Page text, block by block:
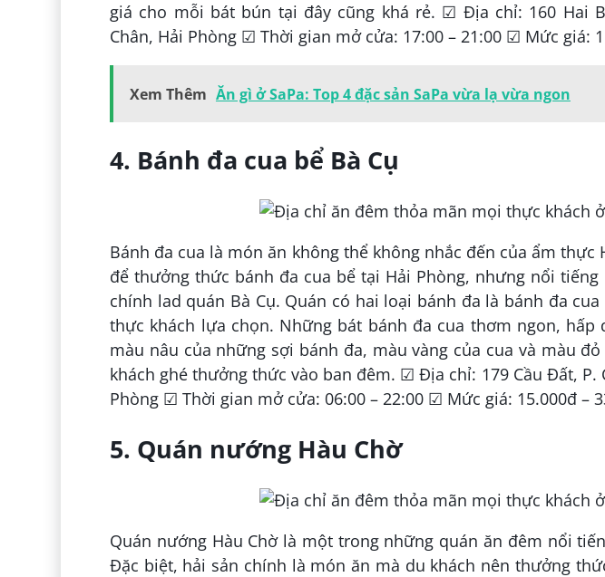
giá cho mỗi bát bún tại đây cũng khá rẻ. ☑ Địa chỉ: 160 Hai
Chân, Hải Phòng ☑ Thời gian mở cửa: 17:00 – 21:00 ☑ Mức giá:
Xem Thêm Ăn gì ở SaPa: Top 4 đặc sản SaPa vừa lạ vừa ngon
4. Bánh đa cua bể Bà Cụ
Bánh đa cua là món ăn không thể không nhắc đến của ẩm thực
để thưởng thức bánh đa cua bể tại Hải Phòng, nhưng nổi
chính lad quán Bà Cụ. Quán có hai loại bánh đa là bánh đa
thực khách lựa chọn. Những bát bánh đa cua thơm ngon, hấp
màu nâu của những sợi bánh đa, màu vàng của cua và màu
khách ghé thưởng thức vào ban đêm. ☑ Địa chỉ: 179 Cầu Đất, P.
Phòng ☑ Thời gian mở cửa: 06:00 – 22:00 ☑ Mức giá: 15.000đ –
5. Quán nướng Hàu Chờ
Quán nướng Hàu Chờ là một trong những quán ăn đêm nổi
Đặc biệt, hải sản chính là món ăn mà du khách nên thưởng